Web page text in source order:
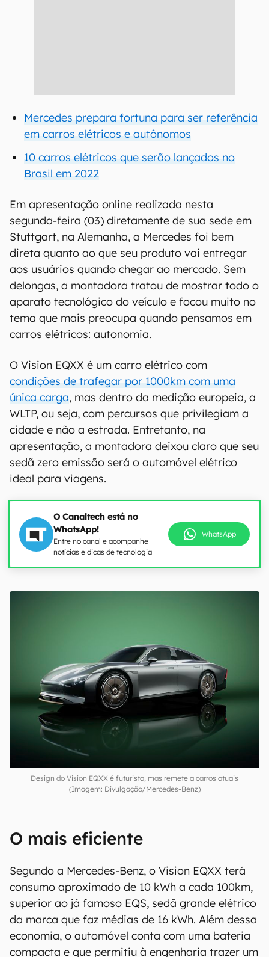
Mercedes prepara fortuna para ser referência
em carros elétricos e autônomos
10 carros elétricos que serão lançados no
Brasil em 2022
Em apresentação online realizada nesta
segunda-feira (03) diretamente de sua sede em
Stuttgart, na Alemanha, a Mercedes foi bem
direta quanto ao que seu produto vai entregar
aos usuários quando chegar ao mercado. Sem
delongas, a montadora tratou de mostrar todo o
aparato tecnológico do veículo e focou muito no
tema que mais preocupa quando pensamos em
carros elétricos: autonomia.
O Vision EQXX é um carro elétrico com
condições de trafegar por 1000km com uma
única carga, mas dentro da medição europeia, a
WLTP, ou seja, com percursos que privilegiam a
cidade e não a estrada. Entretanto, na
apresentação, a montadora deixou claro que seu
sedã zero emissão será o automóvel elétrico
ideal para viagens.
O Canaltech está no
WhatsApp!
Entre no canal e acompanhe
notícias e dicas de tecnologia
WhatsApp
00:00
Design do Vision EQXX é futurista, mas remete a carros atuais
(Imagem: Divulgação/Mercedes-Benz)